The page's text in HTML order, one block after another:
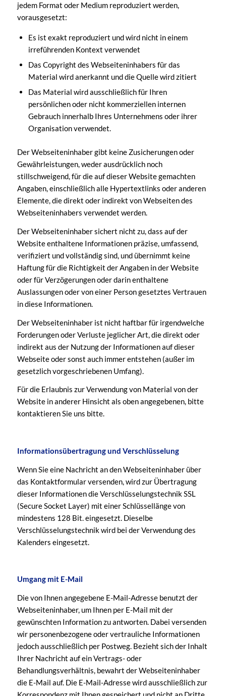
jedem Format oder Medium reproduziert werden,
vorausgesetzt:
Es ist exakt reproduziert und wird nicht in einem
irreführenden Kontext verwendet
Das Copyright des Webseiteninhabers für das
Material wird anerkannt und die Quelle wird zitiert
Das Material wird ausschließlich für Ihren
persönlichen oder nicht kommerziellen internen
Gebrauch innerhalb Ihres Unternehmens oder ihrer
Organisation verwendet.
Der Webseiteninhaber gibt keine Zusicherungen oder
Gewährleistungen, weder ausdrücklich noch
stillschweigend, für die auf dieser Website gemachten
Angaben, einschließlich alle Hypertextlinks oder anderen
Elemente, die direkt oder indirekt von Webseiten des
Webseiteninhabers verwendet werden.
Der Webseiteninhaber sichert nicht zu, dass auf der
Website enthaltene Informationen präzise, umfassend,
verifiziert und vollständig sind, und übernimmt keine
Haftung für die Richtigkeit der Angaben in der Website
oder für Verzögerungen oder darin enthaltene
Auslassungen oder von einer Person gesetztes Vertrauen
in diese Informationen.
Der Webseiteninhaber ist nicht haftbar für irgendwelche
Forderungen oder Verluste jeglicher Art, die direkt oder
indirekt aus der Nutzung der Informationen auf dieser
Webseite oder sonst auch immer entstehen (außer im
gesetzlich vorgeschriebenen Umfang).
Für die Erlaubnis zur Verwendung von Material von der
Website in anderer Hinsicht als oben angegebenen, bitte
kontaktieren Sie uns bitte.
Informationsübertragung und Verschlüsselung
Wenn Sie eine Nachricht an den Webseiteninhaber über
das Kontaktformular versenden, wird zur Übertragung
dieser Informationen die Verschlüsselungstechnik SSL
(Secure Socket Layer) mit einer Schlüssellänge von
mindestens 128 Bit. eingesetzt. Dieselbe
Verschlüsselungstechnik wird bei der Verwendung des
Kalenders eingesetzt.
Umgang mit E-Mail
Die von Ihnen angegebene E-Mail-Adresse benutzt der
Webseiteninhaber, um Ihnen per E-Mail mit der
gewünschten Information zu antworten. Dabei versenden
wir personenbezogene oder vertrauliche Informationen
jedoch ausschließlich per Postweg. Bezieht sich der Inhalt
Ihrer Nachricht auf ein Vertrags- oder
Behandlungsverhältnis, bewahrt der Webseiteninhaber
die E-Mail auf. Die E-Mail-Adresse wird ausschließlich zur